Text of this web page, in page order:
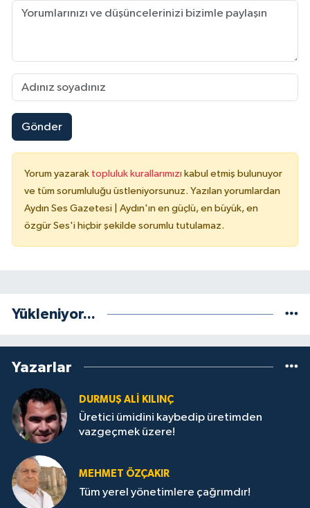
Gönder
Yorum yazarak topluluk kurallarımızı kabul etmiş bulunuyor
ve tüm sorumluluğu üstleniyorsunuz. Yazılan yorumlardan
Aydın Ses Gazetesi | Aydın'ın en güçlü, en büyük, en
özgür Ses'i hiçbir şekilde sorumlu tutulamaz.
Yükleniyor...
Yazarlar
DURMUŞ ALI KILINÇ
Üretici ümidini kaybedip üretimden
vazgeçmek üzere!
MEHMET ÖZÇAKIR
Tüm yerel yönetimlere çağrımdır!